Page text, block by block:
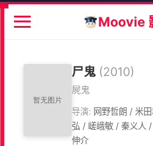
Moovie
尸鬼 (2010)
屍鬼
导演: 网野哲朗 / 米
弘 / 嵯峨敏 / 秦义人
伸介